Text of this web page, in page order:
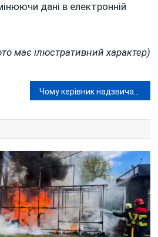
дані в електронній
має ілюстративний характер)
Чому керівник надзвичайників Вінниччини потрапив до реєстру корупціонерів